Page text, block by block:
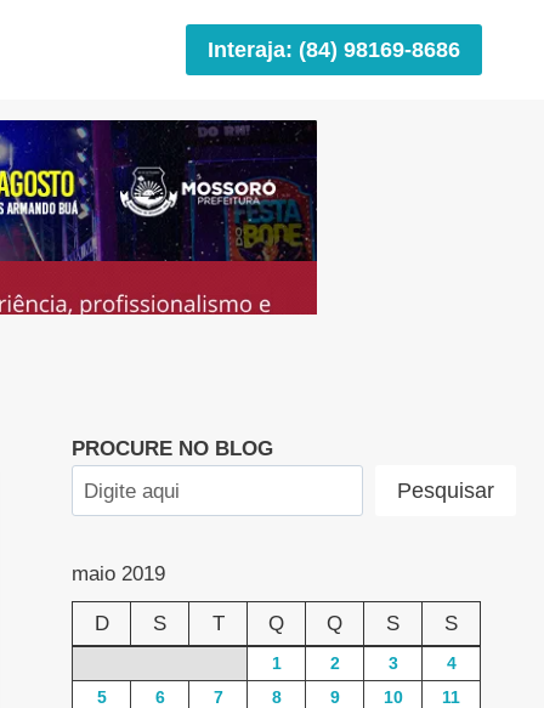
Interaja: (84) 98169-8686
PROCURE NO BLOG
Pesquisar
maio 2019
D S T Q Q S S
1 2 3
4
5
6 7 8 9 10
11